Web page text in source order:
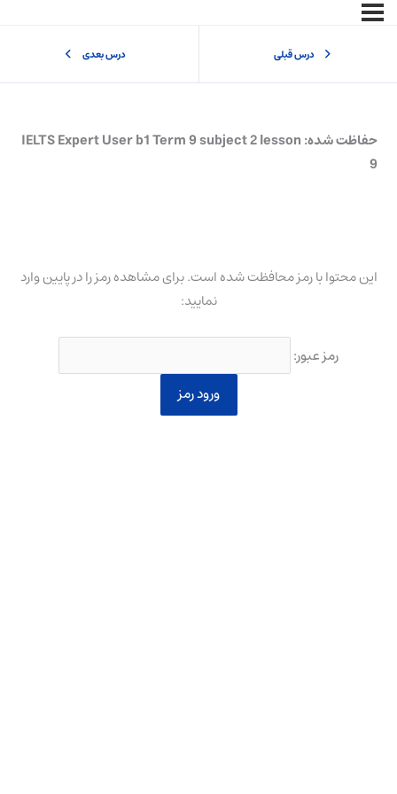
درس قبلی درس بعدی
حفاظت شده: IELTS Expert User b1 Term 9 subject 2 lesson
9
این محتوا با رمز محافظت شده است. برای مشاهده رمز را در پایین وارد
نمایید:
رمز عبور: